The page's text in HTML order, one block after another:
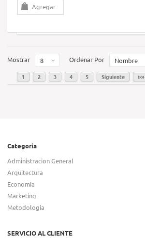
Agregar
Mostrar 8 Ordenar Por Nombre
1 2 3 4 5 Siguiente »»
Categoria
Administracion General
Arquitectura
Economia
Marketing
Metodologia
SERVICIO AL CLIENTE